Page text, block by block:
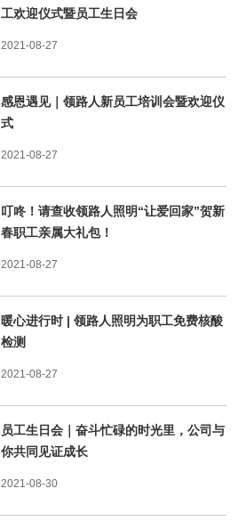
工欢迎仪式暨员工生日会
2021-08-27
感恩遇见｜领路人新员工培训会暨欢迎仪
式
2021-08-27
叮咚！请查收领路人照明“让爱回家”贺新
春职工亲属大礼包！
2021-08-27
暖心进行时 | 领路人照明为职工免费核酸
检测
2021-08-27
员工生日会｜奋斗忙碌的时光里，公司与
你共同见证成长
2021-08-30